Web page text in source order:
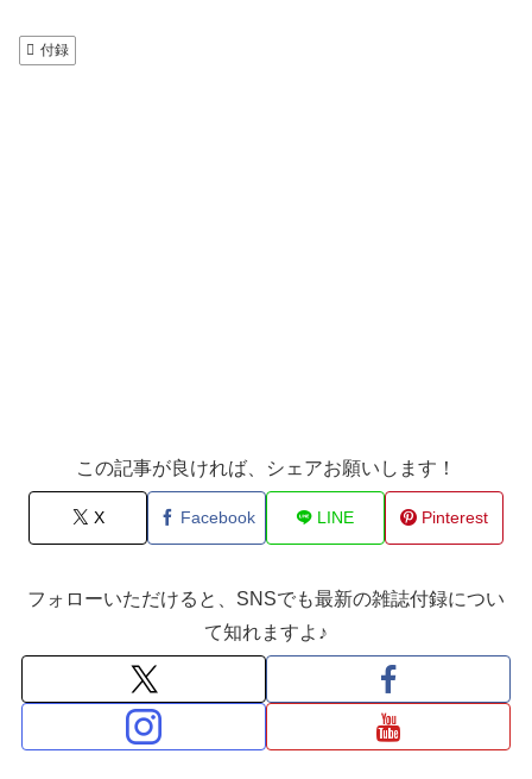
付録
この記事が良ければ、シェアお願いします！
X Facebook LINE Pinterest
フォローいただけると、SNSでも最新の雑誌付録につい
て知れますよ♪